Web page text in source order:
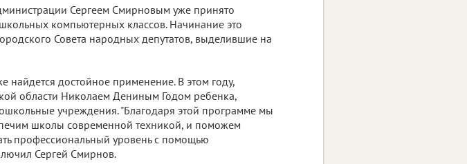
Сергеем Смирновым уже принято
компьютерных классов. Начинание это
Совета народных депутатов, выделившие на
найдется достойное применение. В этом году,
области Николаем Дениным Годом ребенка,
учреждения. "Благодаря этой программе мы
школы современной техникой, и поможем
профессиональный уровень с помощью
Сергей Смирнов.